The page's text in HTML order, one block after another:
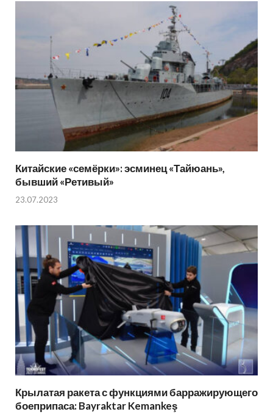
Китайские «семёрки»: эсминец «Тайюань»,
бывший «Ретивый»
23.07.2023
Крылатая ракета с функциями барражирующего
боеприпаса: Bayraktar Kemankeş